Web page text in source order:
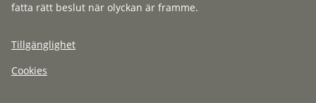
fatta rätt beslut när olyckan är framme.
Tillgänglighet
Cookies